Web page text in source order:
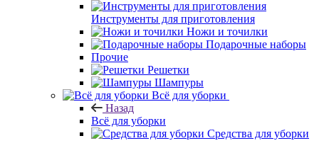
Инструменты для приготовления
Ножи и точилки
Подарочные наборы
Прочие
Решетки
Шампуры
Всё для уборки
Назад
Всё для уборки
Средства для уборки